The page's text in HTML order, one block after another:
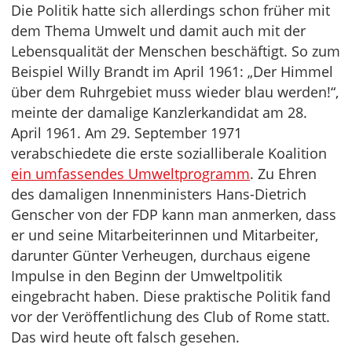
Die Politik hatte sich allerdings schon früher mit
dem Thema Umwelt und damit auch mit der
Lebensqualität der Menschen beschäftigt. So zum
Beispiel Willy Brandt im April 1961: „Der Himmel
über dem Ruhrgebiet muss wieder blau werden!“,
meinte der damalige Kanzlerkandidat am 28.
April 1961. Am 29. September 1971
verabschiedete die erste sozialliberale Koalition
ein umfassendes Umweltprogramm. Zu Ehren
des damaligen Innenministers Hans-Dietrich
Genscher von der FDP kann man anmerken, dass
er und seine Mitarbeiterinnen und Mitarbeiter,
darunter Günter Verheugen, durchaus eigene
Impulse in den Beginn der Umweltpolitik
eingebracht haben. Diese praktische Politik fand
vor der Veröffentlichung des Club of Rome statt.
Das wird heute oft falsch gesehen.